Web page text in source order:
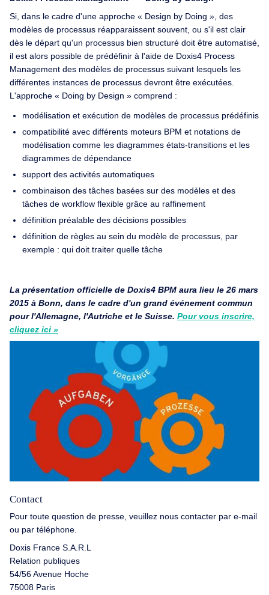
Si, dans le cadre d'une approche « Design by Doing », des
modèles de processus réapparaissent souvent, ou s'il est clair
dès le départ qu'un processus bien structuré doit être automatisé,
il est alors possible de prédéfinir à l'aide de Doxis4 Process
Management des modèles de processus suivant lesquels les
différentes instances de processus devront être exécutées.
L'approche « Doing by Design » comprend :
modélisation et exécution de modèles de processus prédéfinis
compatibilité avec différents moteurs BPM et notations de
modélisation comme les diagrammes états-transitions et les
diagrammes de dépendance
support des activités automatiques
combinaison des tâches basées sur des modèles et des
tâches de workflow flexible grâce au raffinement
définition préalable des décisions possibles
définition de règles au sein du modèle de processus, par
exemple : qui doit traiter quelle tâche
La présentation officielle de Doxis4 BPM aura lieu le 26 mars
2015 à Bonn, dans le cadre d'un grand événement commun
pour l'Allemagne, l'Autriche et le Suisse. Pour vous inscrire,
cliquez ici »
Contact
Pour toute question de presse, veuillez nous contacter par e-mail
ou par téléphone.
Doxis France S.A.R.L
Relation publiques
54/56 Avenue Hoche
75008 Paris